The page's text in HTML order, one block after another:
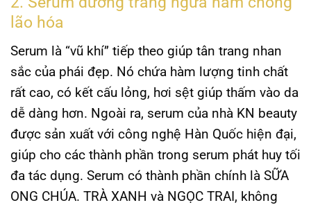
lão hóa
Serum là “vũ khí” tiếp theo giúp tân trang nhan
sắc của phái đẹp. Nó chứa hàm lượng tinh chất
rất cao, có kết cấu lỏng, hơi sệt giúp thấm vào da
dễ dàng hơn. Ngoài ra, serum của nhà KN beauty
được sản xuất với công nghệ Hàn Quốc hiện đại,
giúp cho các thành phần trong serum phát huy tối
đa tác dụng. Serum có thành phần chính là SỮA
ONG CHÚA. TRÀ XANH và NGỌC TRAI, không